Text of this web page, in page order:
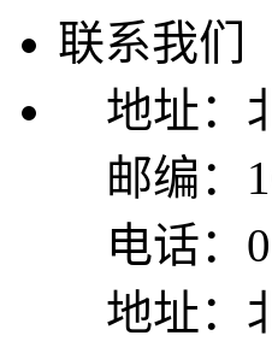
联系我们
地址：
邮编：
电话：
地址：